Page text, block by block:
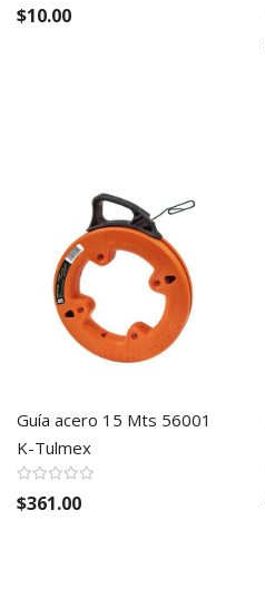
$10.00
Guía acero 15 Mts 56001
K-Tulmex
$361.00